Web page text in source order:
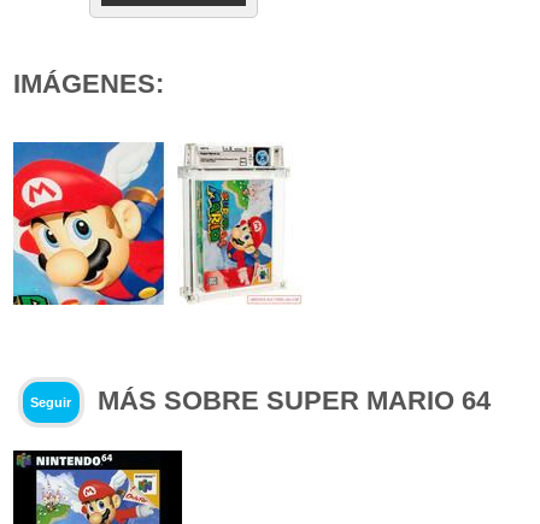
IMÁGENES:
Seguir MÁS SOBRE SUPER MARIO 64